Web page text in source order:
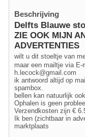
Beschrijving
Delfts Blauwe
ZIE OOK MIJN
ADVERTENTIES
wilt u dit stoeltje van
maar een mailtje via
h.lecock@gmail.com
ik antwoord altijd op
spambox.
bellen kan natuurlijk
Ophalen is geen
Verzendkosten zijn €
Ik ben (zichtbaar in
marktplaats